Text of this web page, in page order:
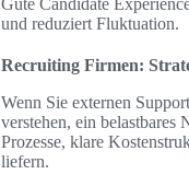
Gute Candidate
und reduziert Fluktuation.
Recruiting Firmen:
Wenn Sie externen
verstehen, ein
Prozesse, klare
liefern.